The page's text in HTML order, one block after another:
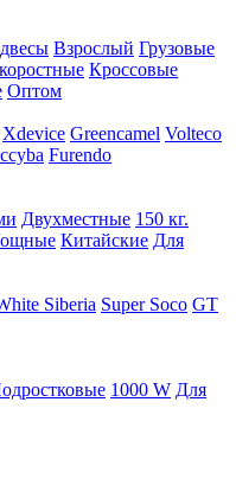
Взрослый Грузовые
Кроссовые
Оптом
Xdevice Greencamel Volteco
Furendo
Двухместные 150 кг.
Китайские Для
Siberia Super Soco GT
1000 W Для